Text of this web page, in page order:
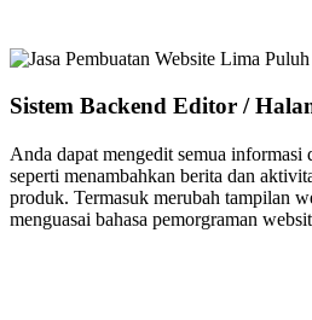
Sistem Backend Editor /
Anda dapat mengedit semua informasi
seperti menambahkan berita dan
produk. Termasuk merubah tampilan
menguasai bahasa pemorgraman